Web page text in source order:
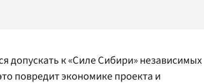
допускать к «Силе Сибири» независимых
повредит экономике проекта и